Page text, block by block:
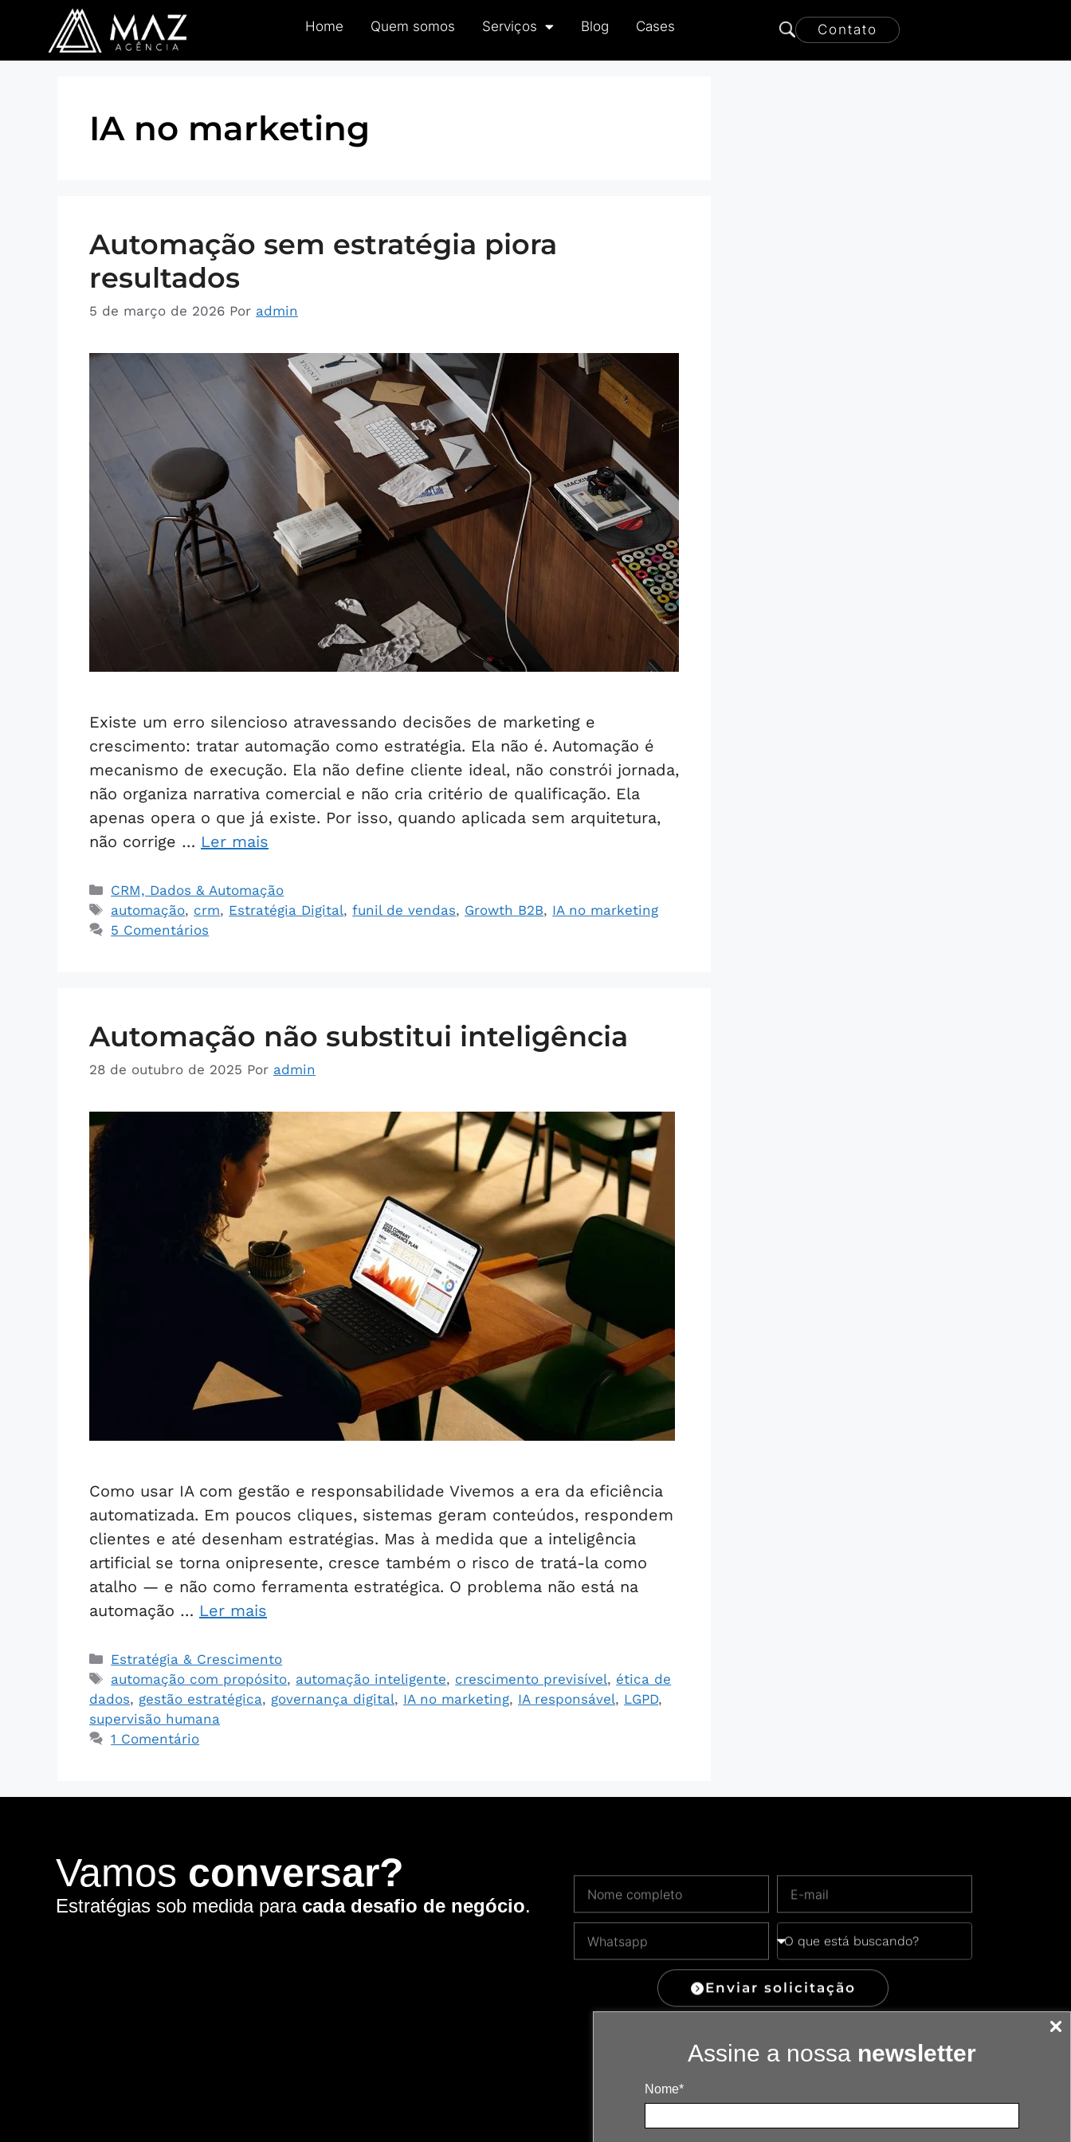
Assine a nossa newsletter
Nome*
Home Quem somos Serviços Blog Cases Contato
IA no marketing
Automação sem estratégia piora
resultados
5 de março de 2026 Por admin
Existe um erro silencioso atravessando decisões de marketing e
crescimento: tratar automação como estratégia. Ela não é. Automação é
mecanismo de execução. Ela não define cliente ideal, não constrói jornada,
não organiza narrativa comercial e não cria critério de qualificação. Ela
apenas opera o que já existe. Por isso, quando aplicada sem arquitetura,
não corrige … Ler mais
CRM, Dados & Automação
automação, crm, Estratégia Digital,funil de vendas, Growth B2B, IA no marketing
5 Comentários
Automação não substitui inteligência
28 de outubro de 2025 Por admin
Como usar IA com gestão e responsabilidade Vivemos a era da eficiência
automatizada. Em poucos cliques, sistemas geram conteúdos, respondem
clientes e até desenham estratégias. Mas à medida que a inteligência
artificial se torna onipresente, cresce também o risco de tratá-la como
atalho — e não como ferramenta estratégica. O problema não está na
automação … Ler mais
Estratégia & Crescimento
automação com propósito, automação inteligente, crescimento previsível, ética de
dados, gestão estratégica, governança digital, IA no marketing, IA responsável, LGPD,
supervisão humana
1 Comentário
Vamos conversar?
Estratégias sob medida para cada desafio de negócio.
Enviar solicitação